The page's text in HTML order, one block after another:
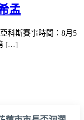
孟
科斯賽事時間：8月5
[…]